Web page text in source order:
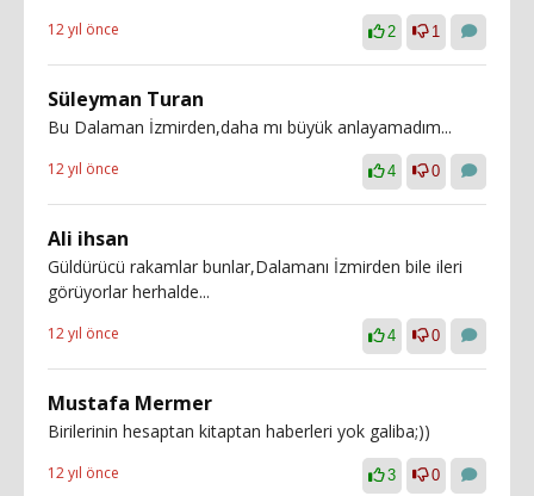
12 yıl önce 2 1
Süleyman Turan
Bu Dalaman İzmirden,daha mı büyük anlayamadım...
12 yıl önce 4 0
Ali ihsan
Güldürücü rakamlar bunlar,Dalamanı İzmirden bile ileri
görüyorlar herhalde...
12 yıl önce 4 0
Mustafa Mermer
Birilerinin hesaptan kitaptan haberleri yok galiba;))
12 yıl önce 3 0